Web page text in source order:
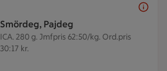
Smördeg, Pajdeg
ICA. 280 g. Jmfpris 62:50/kg. Ord.pris
30:17 kr.